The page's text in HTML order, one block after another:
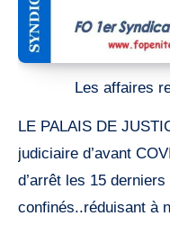
Les affaires
LE PALAIS DE
judiciaire d’avant
d’arrêt les 15
confinés..réduisant à